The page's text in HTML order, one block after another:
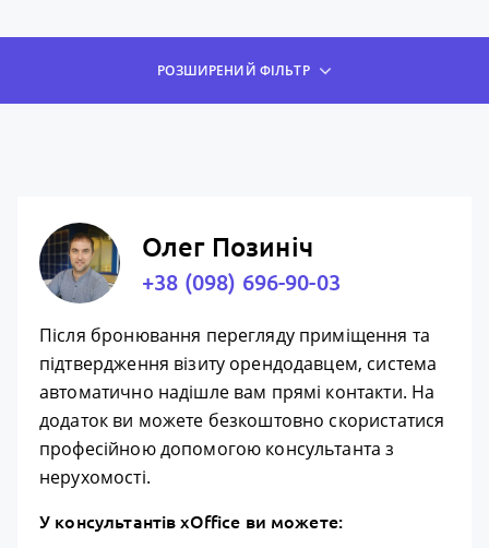
РОЗШИРЕНИЙ ФІЛЬТР
Олег Позиніч
+38 (098) 696-90-03
Після бронювання перегляду приміщення та
підтвердження візиту орендодавцем, система
автоматично надішле вам прямі контакти. На
додаток ви можете безкоштовно скористатися
професійною допомогою консультанта з
нерухомості.
У консультантів xOffice ви можете: